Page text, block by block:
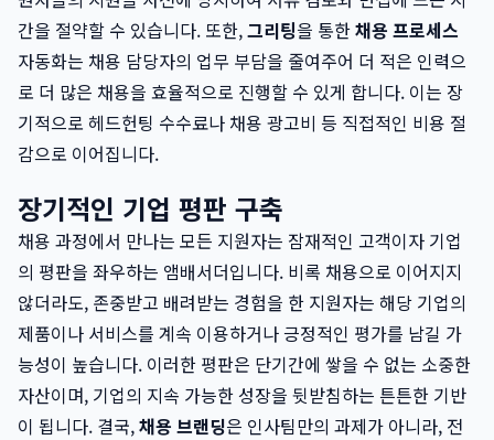
간을 절약할 수 있습니다. 또한,그리팅을 통한채용 프로세스
자동화는 채용 담당자의 업무 부담을 줄여주어 더 적은 인력으
로 더 많은 채용을 효율적으로 진행할 수 있게 합니다. 이는 장
기적으로 헤드헌팅 수수료나 채용 광고비 등 직접적인 비용 절
감으로 이어집니다.
장기적인 기업 평판 구축
채용 과정에서 만나는 모든 지원자는 잠재적인 고객이자 기업
의 평판을 좌우하는 앰배서더입니다. 비록 채용으로 이어지지
않더라도, 존중받고 배려받는 경험을 한 지원자는 해당 기업의
제품이나 서비스를 계속 이용하거나 긍정적인 평가를 남길 가
능성이 높습니다. 이러한 평판은 단기간에 쌓을 수 없는 소중한
자산이며, 기업의 지속 가능한 성장을 뒷받침하는 튼튼한 기반
이 됩니다. 결국,채용 브랜딩은 인사팀만의 과제가 아니라, 전